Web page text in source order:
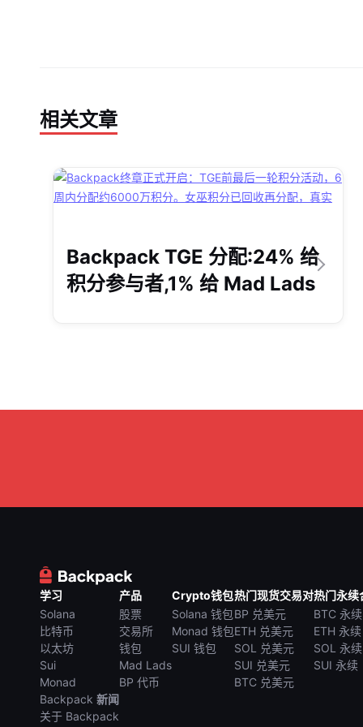
相关文章
Backpack TGE 分配:24% 给
积分参与者,1% 给 Mad Lads
学习
Solana
比特币
以太坊
Sui
Monad
Backpack 新闻
关于 Backpack
产品
股票
交易所
钱包
Mad Lads
BP 代币
Crypto钱包
Solana 钱包
Monad 钱包
SUI 钱包
热门现货交易对
BP 兑美元
ETH 兑美元
SOL 兑美元
SUI 兑美元
BTC 兑美元
热门永续
BTC 永续
ETH 永续
SOL 永续
SUI 永续